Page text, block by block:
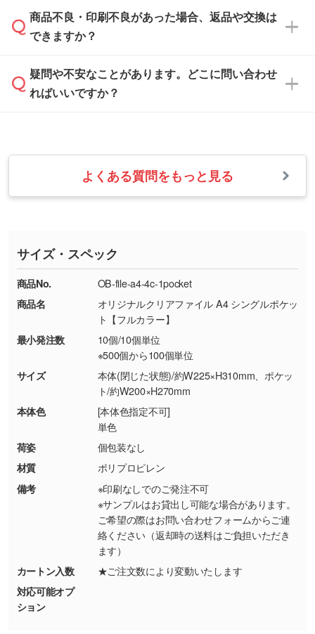
しい
解像度の低い画像や、手書きのイラスト、写真
などを、印刷に適したベクターデータに変換し
・フルカラーデータを1色に変換してほしい
・1色印刷でグラデーションや濃淡を表現した
い
す。→詳しく見る
・コーポレートカラーを使って印刷したい／印
刷色にこだわりがある
DIC・PANTONEなどのカラーチップの指定や、
現物支給による色指定も承っております。→
・背景がある画像からキャラクター部分だけを
使いたいです
シンプルな背景のデータや、使いたいキャラク
ター部分の輪郭がはっきりしているデータは切
り抜き処理が可能です。→
・持っているデータの背景が足りない／塗り足
しの作り方が分からない
印刷したいデータが印刷範囲よりも小さい場
合、シンプルな色・柄の背景であれば拡張が可
能です。→
詳しく見る
・デザインにQRコードを入れたい／QRコード
本体色がブラック、ネイビーなど濃色の場合は
白色か淡い色の印刷色をおすすめしておりま
本体色がナチュラルなど淡色の場合、印刷をく
っきりと目立たせたいときは濃い印刷色が、柔
らかい雰囲気にしたいときは淡い印刷色が映え
また、お選びいただいた印刷色が本体色に合わ
ない場合や仕上がりに影響しそうな場合は、ス
タッフから別の色をご案内することもございま
営業日は平日の10:00～18:00で、土日祝日はお
休みとなります。注文・見積・お問い合わせ
速やかに対応いたします。
商品不良・印刷不良があった場合、返品や交換は
できますか？
お手数をお掛けいたしますが、至急担当スタッ
フまでご連絡ください。商品の状況を確認し、
・お届け時に商品が損傷・故障している場合
・ご注文と異なる商品が届いた場合
・印刷不良があった場合
※詳しくは「商品の良品基準について
ください。
【返品・交換ができない場合】
・お客様の元で商品を加工された場合、または
商品が破損した場合
・商品到着後7日以上経過している場合
・お客様のご都合による返品・交換依頼(商
品・色・数量などの注文間違い等)
疑問や不安なことがあります。どこに問い合わせ
ればいいですか？
業日以内に担当スタッフよりメールにてご連絡
いたします。
お急ぎの場合はお電話でのご質問も受け付けて
TEL：0422-29-9911 営業時間10:00～
18:00(土日祝日除く)
お問い合わせフォームはこちら
よくある質問をもっと見る
サイズ・スペック
商品No.
OB-file-a4-4c-1pocket
商品名
オリジナルクリアファイル A4 シングルポケッ
ト【フルカラー】
最小発注数
10個/10個単位
※500個から100個単位
サイズ
本体(閉じた状態)/約W225×H310mm、ポケッ
ト/約W200×H270mm
本体色
[本体色指定不可]
単色
荷姿
個包装なし
材質
ポリプロピレン
備考
※印刷なしでのご発注不可
※サンプルはお貸出し可能な場合があります。
ご希望の際はお問い合わせフォームからご連
絡ください（返却時の送料はご負担いただき
ます）
カートン入数
★ご注文数により変動いたします
対応可能オプ
ション